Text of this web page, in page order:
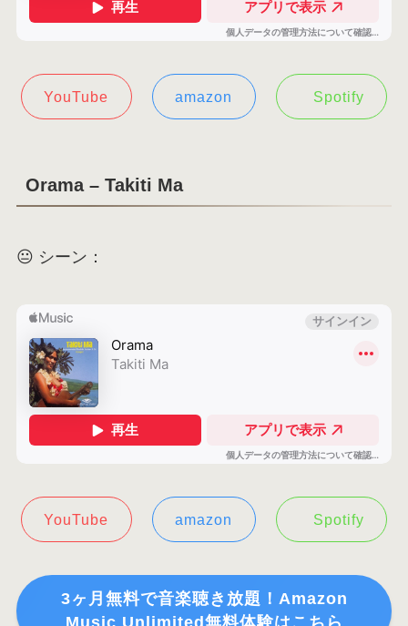
YouTube amazon Spotify
Orama – Takiti Ma
😐 シーン：
YouTube amazon Spotify
3ヶ月無料で音楽聴き放題！Amazon